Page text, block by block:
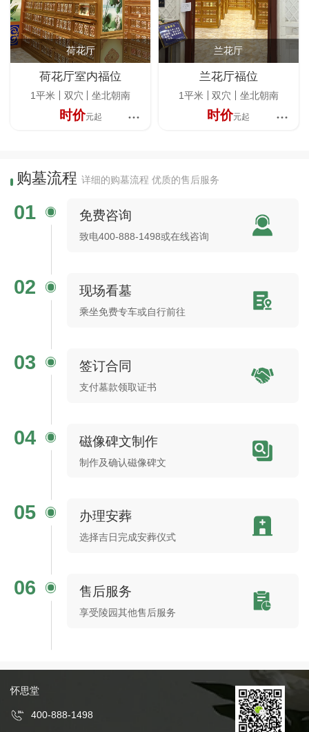
荷花厅
荷花厅室内福位
1平米 双穴 坐北朝南
时价元起
兰花厅
兰花厅福位
1平米 双穴 坐北朝南
时价元起
购墓流程 详细的购墓流程 优质的售后服务
01 免费咨询
致电400-888-1498或在线咨询
02 现场看墓
乘坐免费专车或自行前往
03 签订合同
支付墓款领取证书
04 磁像碑文制作
制作及确认磁像碑文
05 办理安葬
选择吉日完成安葬仪式
06 售后服务
享受陵园其他售后服务
怀思堂
400-888-1498